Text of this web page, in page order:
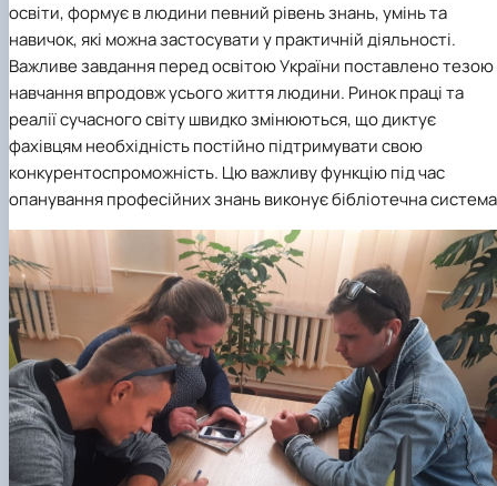
освіти, формує в людини певний рівень знань, умінь та
навичок, які можна застосувати у практичній діяльності.
Важливе завдання перед освітою України поставлено тезою
навчання впродовж усього життя людини. Ринок праці та
реалії сучасного світу швидко змінюються, що диктує
фахівцям необхідність постійно підтримувати свою
конкурентоспроможність. Цю важливу функцію під час
опанування професійних знань виконує бібліотечна